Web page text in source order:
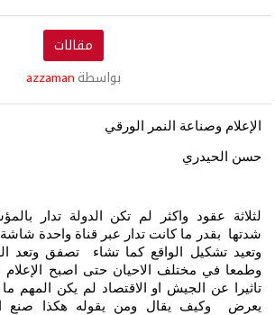
مقالات
بواسطة azzaman
الإعلام وصناعة النمر الورقي
حسن الحيدري
لثلاثة عقود واكثر لم تكن الدولة تدار
شدتها بقدر ما كانت تدار عبر قناة واحدة
وتعيد تشكيل الواقع كما تشاء تصفق وتعد
وطمعا في مختلف الاحيان حتى اصبح الإعلام
تاثيرا عن الجيش او الاقتصاد لم يكن المهم
يعرض وكيف يقال ومن يقوله هكذا صنع